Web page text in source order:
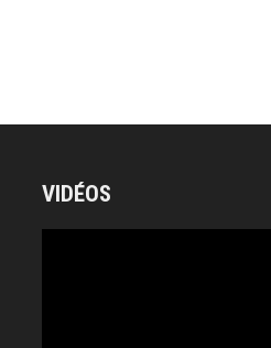
VIDÉOS